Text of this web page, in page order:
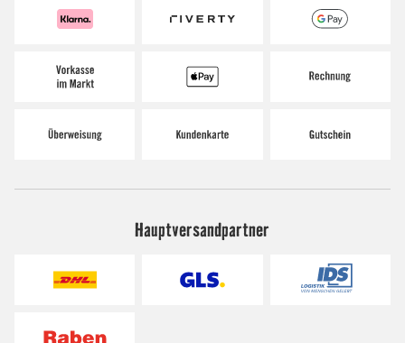
Hauptversandpartner